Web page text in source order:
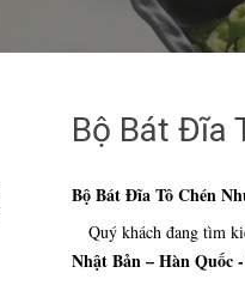
Bộ Bát Đĩa
Bộ Bát Đĩa Tô Chén
Quý khách đang tìm
Nhật Bản – Hàn Quốc